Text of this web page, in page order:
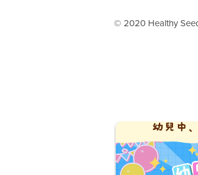
© 2020 Healthy